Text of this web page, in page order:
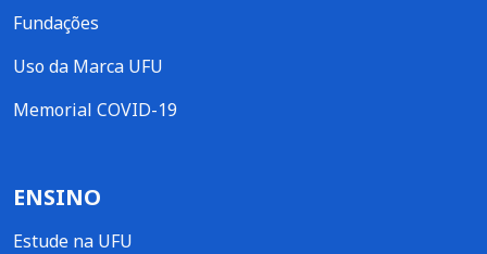
Fundações
Uso da Marca UFU
Memorial COVID-19
ENSINO
Estude na UFU